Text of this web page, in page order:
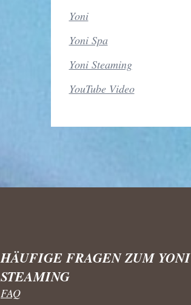
Yoni
Yoni Spa
Yoni Steaming
YouTube Video
HÄUFIGE FRAGEN ZUM YONI
STEAMING
FAQ